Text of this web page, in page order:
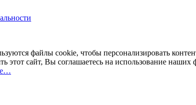
файлы cookie, чтобы персонализировать
этот сайт, Вы соглашаетесь на использование наших